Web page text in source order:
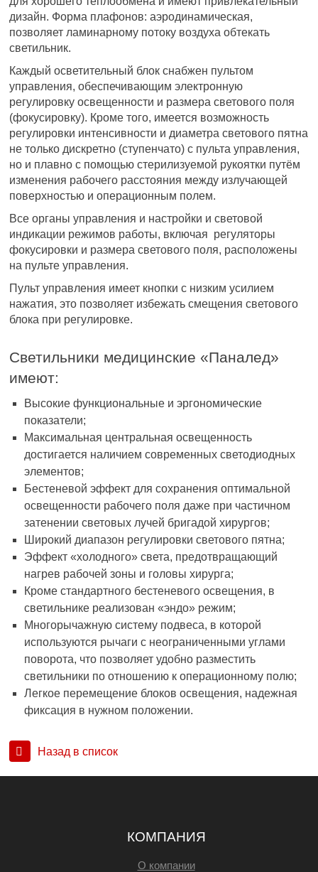
дизайн. Форма плафонов: аэродинамическая,
позволяет ламинарному потоку воздуха обтекать
светильник.
Каждый осветительный блок снабжен пультом
управления, обеспечивающим электронную
регулировку освещенности и размера светового поля
(фокусировку). Кроме того, имеется возможность
регулировки интенсивности и диаметра светового пятна
не только дискретно (ступенчато) с пульта управления,
но и плавно с помощью стерилизуемой рукоятки путём
изменения рабочего расстояния между излучающей
поверхностью и операционным полем.
Все органы управления и настройки и световой
индикации режимов работы, включая регуляторы
фокусировки и размера светового поля, расположены
на пульте управления.
Пульт управления имеет кнопки с низким усилием
нажатия, это позволяет избежать смещения светового
блока при регулировке.
Светильники медицинские «Паналед»
имеют:
Высокие функциональные и эргономические
показатели;
Максимальная центральная освещенность
достигается наличием современных светодиодных
элементов;
Бестеневой эффект для сохранения оптимальной
освещенности рабочего поля даже при частичном
затенении световых лучей бригадой хирургов;
Широкий диапазон регулировки светового пятна;
Эффект «холодного» света, предотвращающий
нагрев рабочей зоны и головы хирурга;
Кроме стандартного бестеневого освещения, в
светильнике реализован «эндо» режим;
Многорычажную систему подвеса, в которой
используются рычаги с неограниченными углами
поворота, что позволяет удобно разместить
светильники по отношению к операционному полю;
Легкое перемещение блоков освещения, надежная
фиксация в нужном положении.
Назад в список
КОМПАНИЯ
О компании